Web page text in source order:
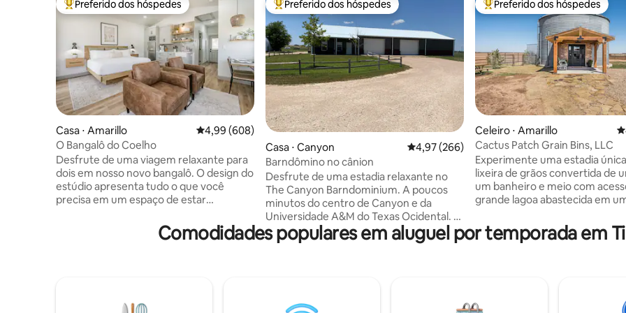
Entre os melhores preferidos dos hóspedes
Preferido dos hóspedes
Casa ⋅ Amarillo 4,99 de uma avaliação média de 5, 608 avaliações
4,99 (608)
O Bangalô do Coelho
Desfrute de uma viagem relaxante para
dois em nosso novo bangalô. O design do
estúdio apresenta tudo o que você
precisa em um espaço de estar
de cama de algodão branco fresco e
travesseiros de luxo, cadeiras
dois e chuveiro moderno. Um conjunto
Entre os melhores preferidos dos hóspedes
Preferido dos hóspedes
Casa ⋅ Canyon 4,97 de uma avaliação média de 5, 266
4,97 (266)
Barndômino no cânion
Desfrute de uma estadia relaxante no
The Canyon Barndominium. A poucos
minutos do centro de Canyon e da
Universidade A&M do Texas Ocidental. A
15 milhas do belo Cânion Palo Duro.
Amplo estacionamento e pátio coberto.
banheiros totalmente abastecidos. TV e
Entre os melhores preferidos
Preferido dos hóspedes
Celeiro ⋅ Amarillo
Cactus Patch Grain Bins, LLC
Experimente uma estadia
lixeira de grãos convertida de
um banheiro e meio com
grande lagoa abastecida em
uma cama king size com
cama de tamanho completo,
comodidades de cozinha,
lavadora/secadora disponível.
Comodidades populares em aluguel por temporada em